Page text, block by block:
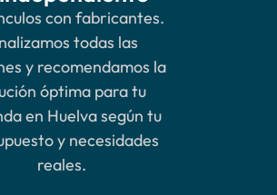
con fabricantes.
todas las
y recomendamos la
óptima para tu
en Huelva según tu
y necesidades
reales.